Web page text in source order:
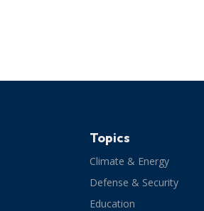
Topics
Climate & Energy
Defense & Security
Education